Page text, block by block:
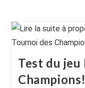
Test du jeu
Champions!